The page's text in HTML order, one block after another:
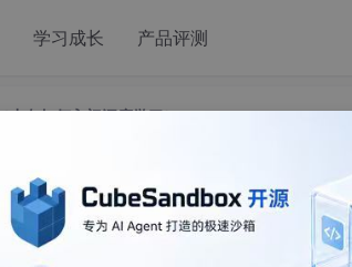
学习成长 产品评测
白如何入门深度学习）
程指南（小白如何入门深